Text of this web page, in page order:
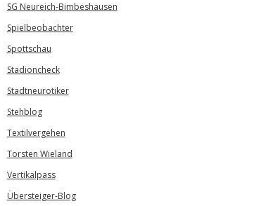
SG Neureich-Bimbeshausen
Spielbeobachter
Spottschau
Stadioncheck
Stadtneurotiker
Stehblog
Textilvergehen
Torsten Wieland
Vertikalpass
Übersteiger-Blog